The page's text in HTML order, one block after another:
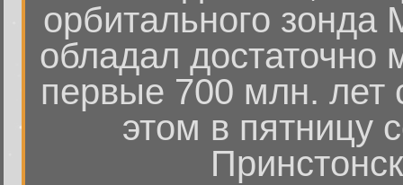
орбитального
обладал
первые 700 млн. лет
этом в пятницу